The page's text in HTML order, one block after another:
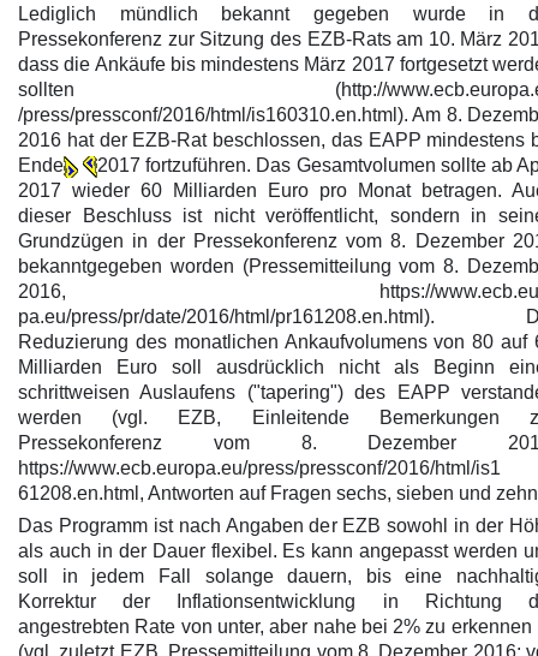
Lediglich mündlich bekannt gegeben wurde in
Pressekonferenz zur Sitzung des EZB-Rats am 10. März
dass die Ankäufe bis mindestens März 2017 fortgesetzt
sollten (http://
/press/pressconf/2016/html/is160310.en.html). Am 8.
2016 hat der EZB-Rat beschlossen, das EAPP mindestens
Ende
2017 fortzuführen. Das Gesamtvolumen sollte ab
2017 wieder 60 Milliarden Euro pro Monat betragen.
dieser Beschluss ist nicht veröffentlicht, sondern in
Grundzügen in der Pressekonferenz vom 8. Dezember
bekanntgegeben worden (Pressemitteilung vom 8.
2016, https://
pa.eu/press/pr/date/2016/html/pr161208.en.html).
Reduzierung des monatlichen Ankaufvolumens von 80 auf
Milliarden Euro soll ausdrücklich nicht als Beginn
schrittweisen Auslaufens ("tapering") des EAPP
werden (vgl. EZB, Einleitende Bemerkungen
Pressekonferenz vom 8. Dezember
https://www.ecb.europa.eu/press/pressconf/2016/html/is1
61208.en.html, Antworten auf Fragen sechs, sieben und
Das Programm ist nach Angaben der EZB sowohl in der
als auch in der Dauer flexibel. Es kann angepasst werden
soll in jedem Fall solange dauern, bis eine
Korrektur der Inflationsentwicklung in Richtung
angestrebten Rate von unter, aber nahe bei 2% zu erkennen
(vgl. zuletzt EZB, Pressemitteilung vom 8. Dezember 2016;